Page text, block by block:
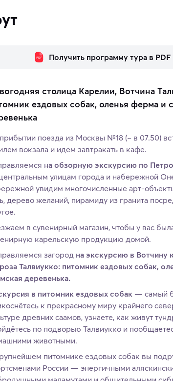
Получить программу тура в PDF
столица Карелии, Вотчина
ездовых собак, оленья ферма и
поезда из Москвы №18 (~ в 07.50)
вокзала и идем завтракать в кафе.
на обзорную экскурсию по
улицам города и набережной
увидим многочисленные арт-
дерево желаний, пирамиду из гранита
в сувенирный магазин, чтобы у вас
карельскую продукцию домой.
загород на экскурсию в Вотчину
Талвиукко: питомник ездовых собак,
деревенька.
в питомник ездовых собак — самый
к прекрасному миру крайнего
древних саамов, узнаете, как живут
по подворью Талвиукко и
животными.
питомнике ездовых собак вы
России — энергичными